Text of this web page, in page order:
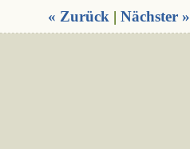
« Zurück | Nächster »